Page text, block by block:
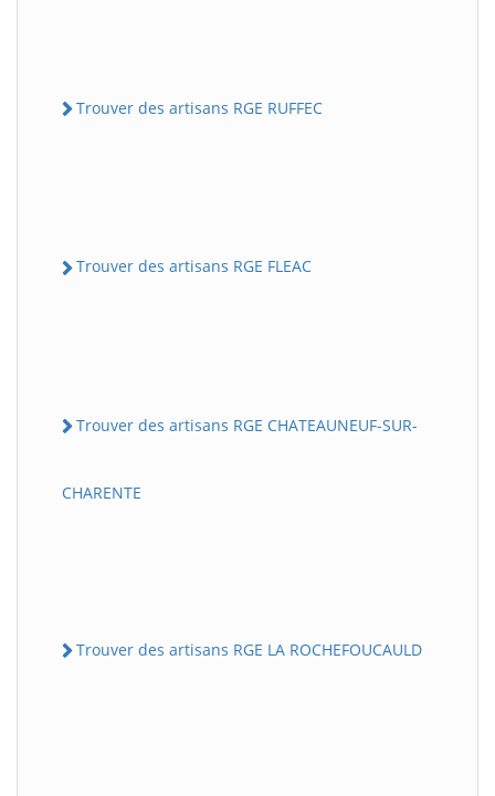
Trouver des artisans RGE RUFFEC
Trouver des artisans RGE FLEAC
Trouver des artisans RGE CHATEAUNEUF-SUR-
CHARENTE
Trouver des artisans RGE LA ROCHEFOUCAULD